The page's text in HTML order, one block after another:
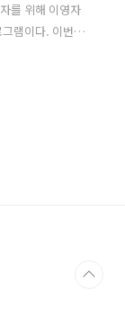
를 위해 이영자
램이다. 이번
자와 박세리는
번 글에서는